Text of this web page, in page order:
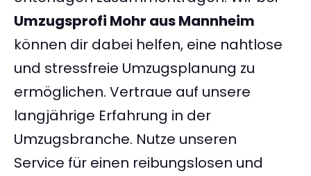
Umzugsprofi Mohr aus Mannheim
können dir dabei helfen, eine nahtlose
und stressfreie Umzugsplanung zu
ermöglichen. Vertraue auf unsere
langjährige Erfahrung in der
Umzugsbranche. Nutze unseren
Service für einen reibungslosen und